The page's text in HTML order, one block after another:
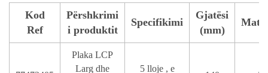
Kod
Ref
Përshkrimi
i produktit
Specifikimi
Gjatësi
(mm)
Plaka LCP
Larg dhe
5 lloje , e